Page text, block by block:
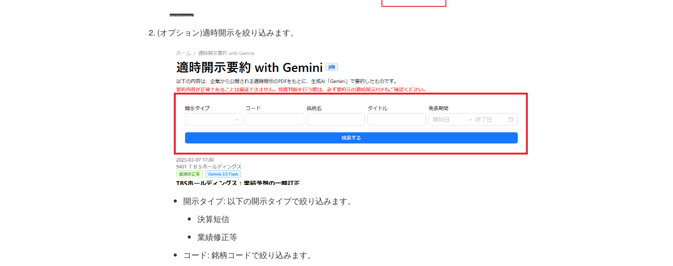
(オプション)適時開示を絞り込みます。
開示タイプ: 以下の開示タイプで絞り込みます。
決算短信
業績修正等
コード: 銘柄コードで絞り込みます。